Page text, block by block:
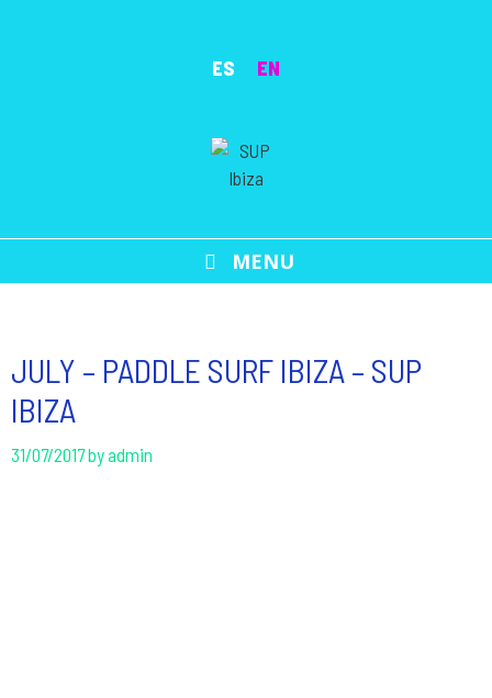
ES EN
MENU
JULY – PADDLE SURF IBIZA – SUP
IBIZA
31/07/2017byadmin